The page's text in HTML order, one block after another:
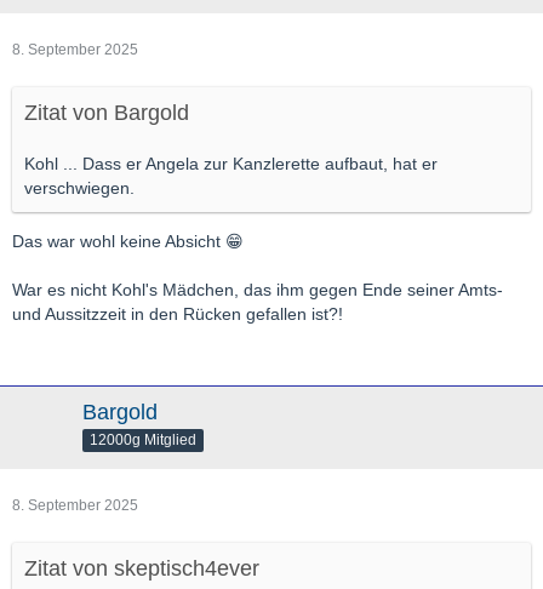
8. September 2025
Zitat von Bargold
Kohl ... Dass er Angela zur Kanzlerette aufbaut, hat er
verschwiegen.
Das war wohl keine Absicht 😁
War es nicht Kohl's Mädchen, das ihm gegen Ende seiner Amts-
und Aussitzzeit in den Rücken gefallen ist?!
Bargold
12000g Mitglied
8. September 2025
Zitat von skeptisch4ever